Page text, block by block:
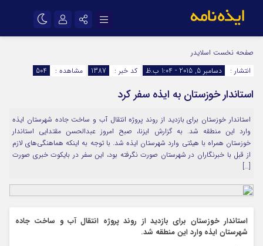
اینستاگرام
سروش
ایتا
آپارات
رمز عبور
مرا به خاطر بسپار
صفحه نخست اسلایدر
انتشار :
دسامبر 5, 2015 - 1:04 ب.ظ کد خبر : 1387 مشاهده : 504
استاندار خوزستان به ایذه سفر کرد
استاندار خوزستان برای بازدید از روند پروژه انتقال آب و ساخت جاده شهرستان ایذه
وارد این منطقه شد. به گزارش ایزنا، صبح امروز عبدالحسن مقتدایی استاندار
خوزستان همراه با هیئتی وارد شهرستان ایذه شد. با توجه به اینکه هماهنگی‌های لازم
از قبل با خبرنگاران در شهرستان صورت نگرفته بود، این سفر در بایکوت خبری صورت
[…]
استاندار خوزستان برای بازدید از روند پروژه انتقال آب و ساخت جاده
شهرستان ایذه وارد این منطقه شد.